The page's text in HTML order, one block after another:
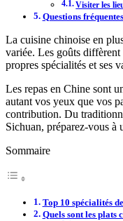
Visiter les
Questions
La cuisine chinoise en
variée. Les goûts diffèrent
propres spécialités et ses
Les repas en Chine sont
autant vos yeux que vos
contribution. Du
Sichuan, préparez-vous à
Sommaire
Top 10 spécialités
Quels sont les plats